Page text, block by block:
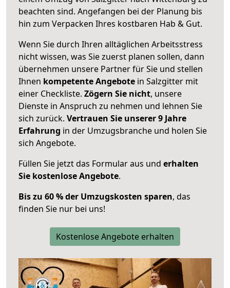
beachten sind. Angefangen bei der Planung bis
hin zum Verpacken Ihres kostbaren Hab & Gut.
Wenn Sie durch Ihren alltäglichen Arbeitsstress
nicht wissen, was Sie zuerst planen sollen, dann
übernehmen unsere Partner für Sie und stellen
Ihnen kompetente Angebote in Salzgitter mit
einer Checkliste. Zögern Sie nicht, unsere
Dienste in Anspruch zu nehmen und lehnen Sie
sich zurück. Vertrauen Sie unserer 9 Jahre
Erfahrung in der Umzugsbranche und holen Sie
sich Angebote.
Füllen Sie jetzt das Formular aus und erhalten
Sie kostenlose Angebote.
Bis zu 60 % der Umzugskosten sparen, das
finden Sie nur bei uns!
Kostenlose Angebote erhalten